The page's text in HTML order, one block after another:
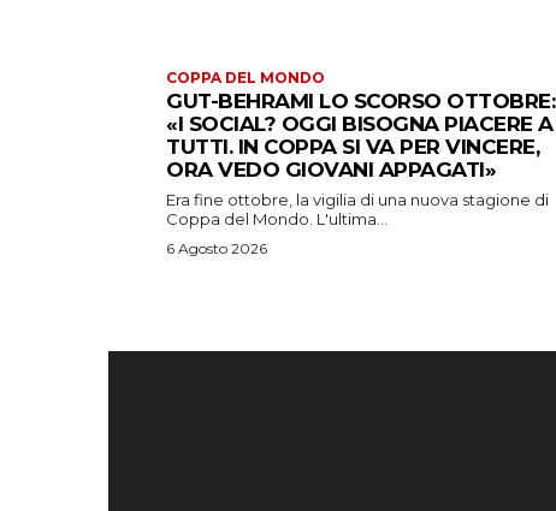
COPPA DEL MONDO
GUT-BEHRAMI LO SCORSO OTTOBRE:
«I SOCIAL? OGGI BISOGNA PIACERE A
TUTTI. IN COPPA SI VA PER VINCERE,
ORA VEDO GIOVANI APPAGATI»
Era fine ottobre, la vigilia di una nuova stagione di
Coppa del Mondo. L'ultima...
6 Agosto 2026